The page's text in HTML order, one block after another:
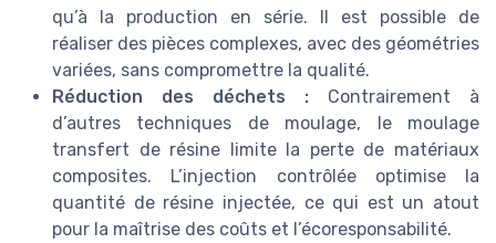
qu’à la production en série. Il est possible de
réaliser des pièces complexes, avec des géométries
variées, sans compromettre la qualité.
Réduction des déchets : Contrairement à
d’autres techniques de moulage, le moulage
transfert de résine limite la perte de matériaux
composites. L’injection contrôlée optimise la
quantité de résine injectée, ce qui est un atout
pour la maîtrise des coûts et l’écoresponsabilité.